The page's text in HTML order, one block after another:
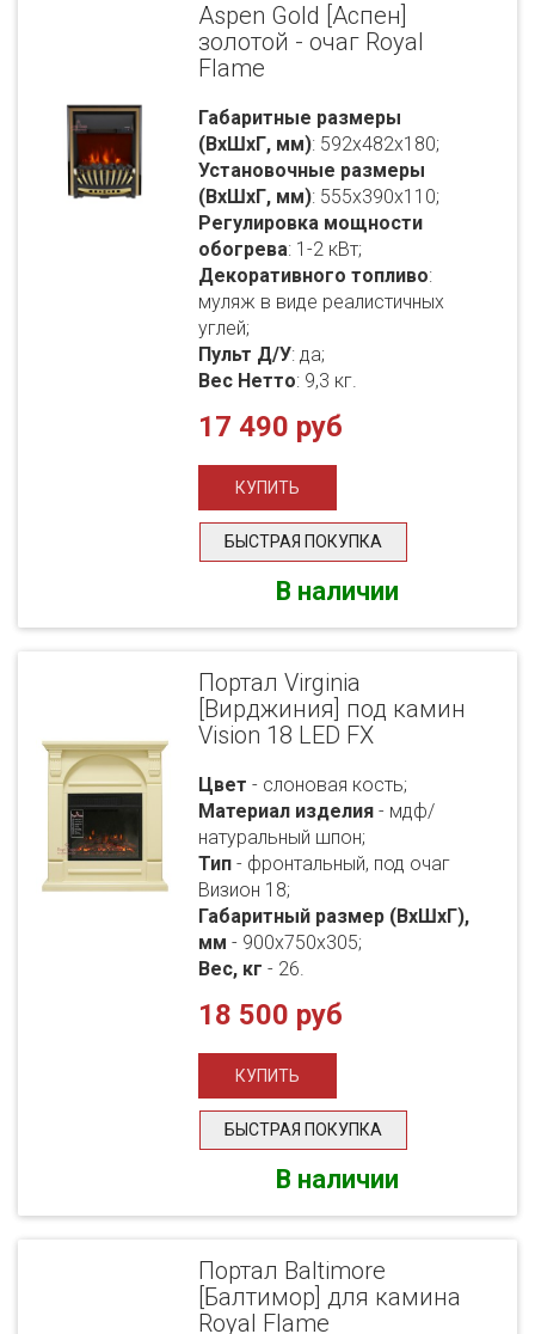
Aspen Gold [Аспен]
золотой - очаг Royal
Flame
Габаритные размеры
(ВхШхГ, мм): 592x482x180;
Установочные размеры
(ВхШхГ, мм): 555x390x110;
Регулировка мощности
обогрева: 1-2 кВт;
Декоративного топливо:
муляж в виде реалистичных
углей;
Пульт Д/У: да;
Вес Нетто: 9,3 кг.
17 490 руб
БЫСТРАЯ ПОКУПКА
В наличии
Портал Virginia
[Вирджиния] под камин
Vision 18 LED FX
Цвет - слоновая кость;
Материал изделия - мдф/
натуральный шпон;
Тип - фронтальный, под очаг
Визион 18;
Габаритный размер (ВхШхГ),
мм - 900х750х305;
Вес, кг - 26.
18 500 руб
БЫСТРАЯ ПОКУПКА
В наличии
Портал Baltimore
[Балтимор] для камина
Royal Flame